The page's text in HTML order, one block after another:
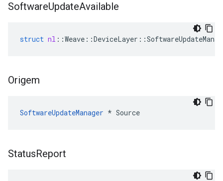
SoftwareUpdateAvailable
struct nl ::Weave ::DeviceLayer ::
Origem
SoftwareUpdateManager * Source
StatusReport